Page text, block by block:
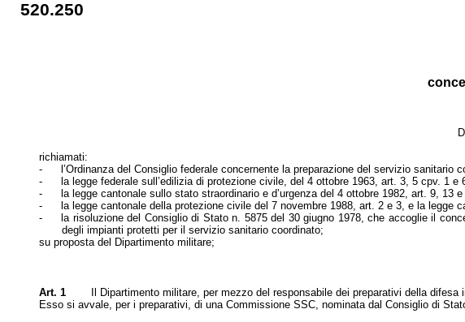
520.250
richiamati:
-
l’Ordinanza del Consiglio federale concernente la preparazione del servizio
-
la legge federale sull’edilizia di protezione civile, del 4 ottobre 1963,art. 3, 5 cpv. 1 e
-
la legge cantonale sullo stato straordinario e d’urgenza del 4 ottobre 1982,art. 9, 13 e
-
la legge cantonale della protezione civile del 7 novembre 1988,art. 2e 3, e la legge
-
la risoluzione del Consiglio di Stato n. 5875 del 30 giugno 1978, che accoglie il
degli impianti protetti per il servizio sanitario coordinato;
su proposta del Dipartimento militare;
Art. 1 Il Dipartimento militare, per mezzo del responsabile dei preparativi della difesa
Esso si avvale, per i preparativi, di una Commissione SSC, nominata dal Consiglio di